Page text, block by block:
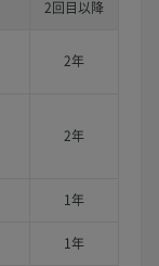
2回目以降
2年
2年
1年
1年